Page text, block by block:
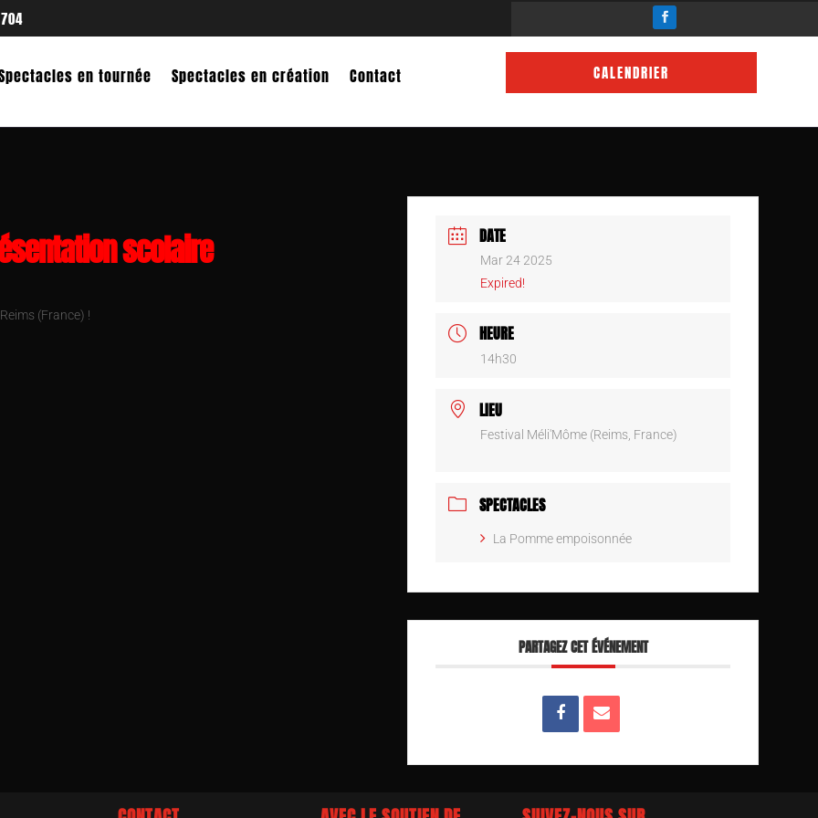
en tournée Spectacles en création Contact CALENDRIER
scolaire
(France) !
DATE
Mar 24 2025
Expired!
HEURE
14h30
LIEU
Festival Méli'Môme (Reims, France)
SPECTACLES
La Pomme empoisonnée
PARTAGEZ CET ÉVÉNEMENT